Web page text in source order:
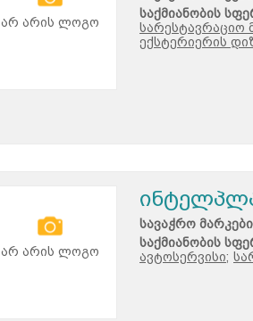
არ არის ლოგო
საქმიანობის
სარესტავრაციო
ექსტერიერის
არ არის ლოგო
სავაჭრო
საქმიანობის
ავტოსერვისი;